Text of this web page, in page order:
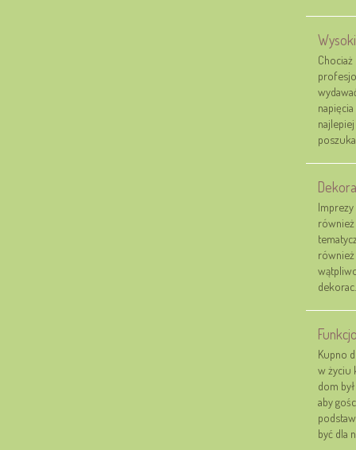
również
również
Kupno
w życiu
dom
aby
być dla